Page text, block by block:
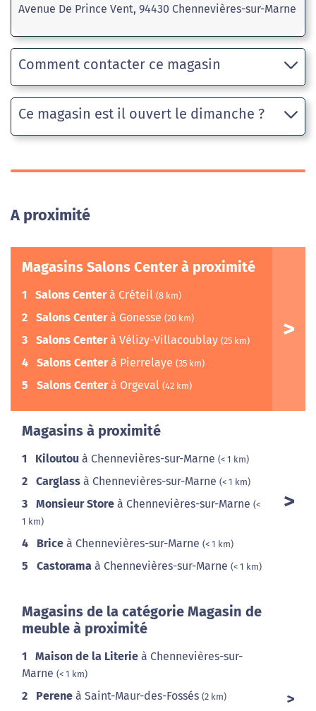
Avenue De Prince Vent, 94430 Chennevières-sur-Marne
Comment contacter ce magasin
Ce magasin est il ouvert le dimanche ?
A proximité
Magasins Salons Center à proximité
1 Salons Centerà Créteil (8 km)
2 Salons Centerà Gonesse (20 km)
3 Salons Centerà Vélizy-Villacoublay (25 km)
4 Salons Centerà Pierrelaye (35 km)
5 Salons Centerà Orgeval (42 km)
Magasins à proximité
1 Kiloutou à Chennevières-sur-Marne (< 1 km)
2 Carglass à Chennevières-sur-Marne (< 1 km)
3 Monsieur Store à Chennevières-sur-Marne (<
1 km)
4 Brice à Chennevières-sur-Marne (< 1 km)
5 Castorama à Chennevières-sur-Marne (< 1 km)
Magasins de la catégorie Magasin de
meuble à proximité
1 Maison de la Literie à Chennevières-sur-
Marne (< 1 km)
2 Perene à Saint-Maur-des-Fossés (2 km)